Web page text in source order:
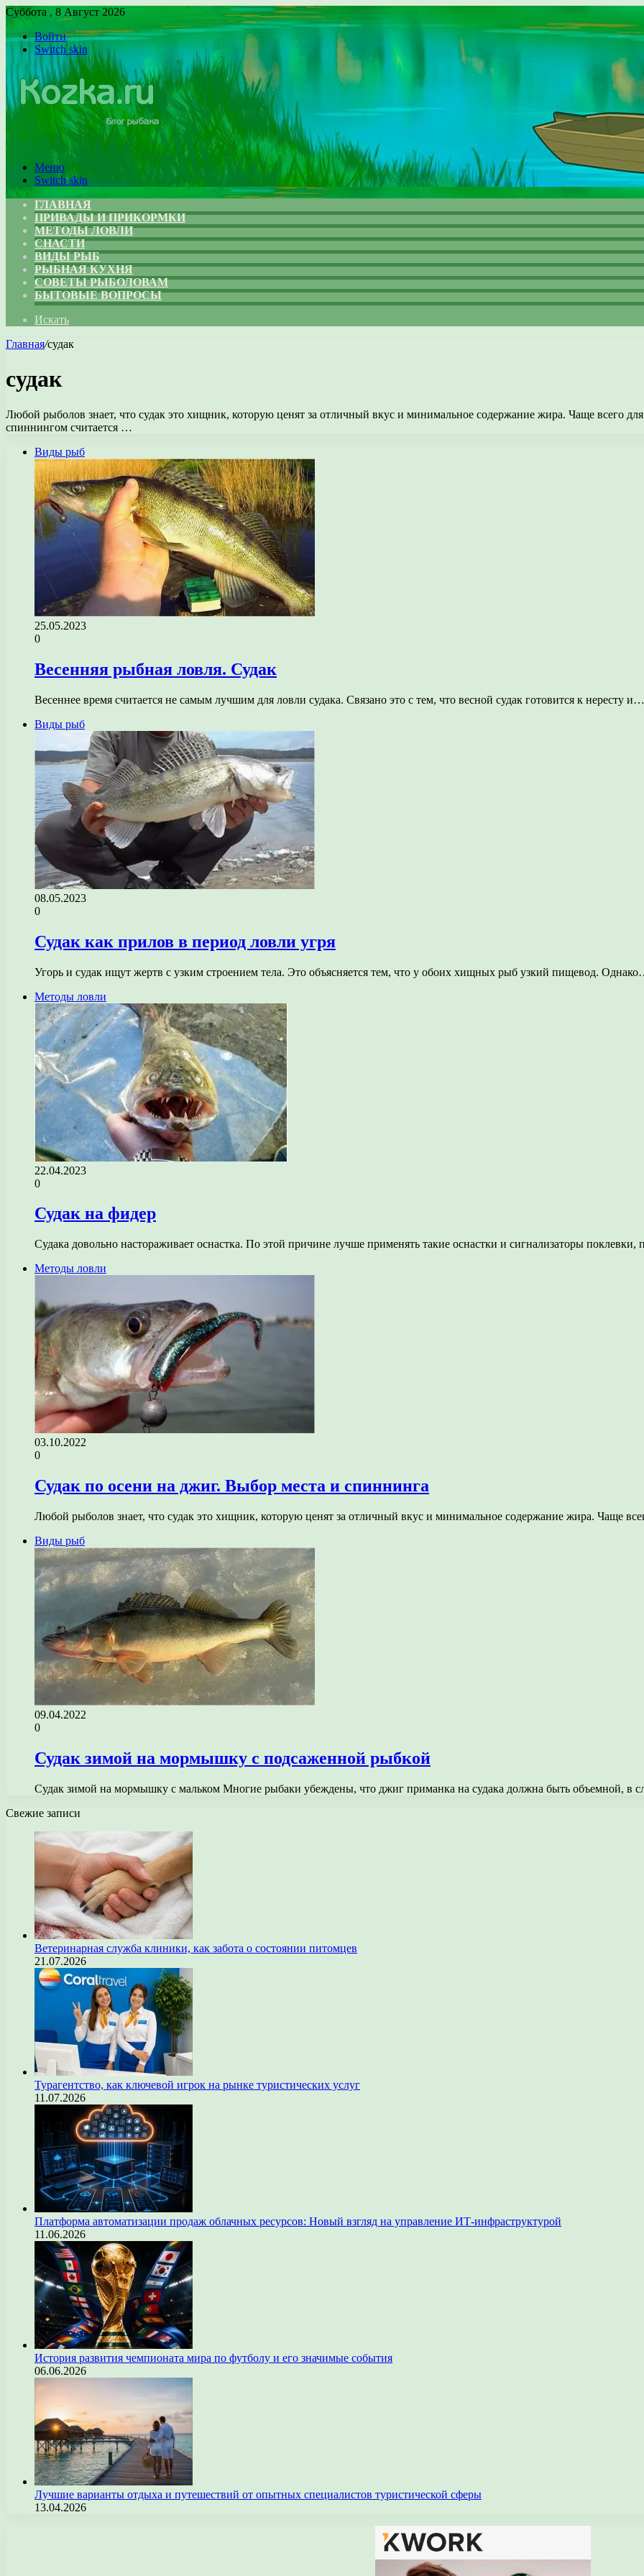
Суббота , 8 Август 2026
Войти
Switch skin
Меню
Switch skin
ГЛАВНАЯ
ПРИВАДЫ И ПРИКОРМКИ
МЕТОДЫ ЛОВЛИ
СНАСТИ
ВИДЫ РЫБ
РЫБНАЯ КУХНЯ
СОВЕТЫ РЫБОЛОВАМ
БЫТОВЫЕ ВОПРОСЫ
Искать
Главная/судак
судак
Любой рыболов знает, что судак это хищник, которую ценят за отличный вкус и минимальное содержание жира. Чаще всего
спиннингом считается …
Виды рыб
25.05.2023
0
Весенняя рыбная ловля. Судак
Весеннее время считается не самым лучшим для ловли судака. Связано это с тем, что весной судак готовится к нересту и…
Виды рыб
08.05.2023
0
Судак как прилов в период ловли угря
Угорь и судак ищут жертв с узким строением тела. Это объясняется тем, что у обоих хищных рыб узкий пищевод.
Методы ловли
22.04.2023
0
Судак на фидер
Судака довольно настораживает оснастка. По этой причине лучше применять такие оснастки и сигнализаторы
Методы ловли
03.10.2022
0
Судак по осени на джиг. Выбор места и спиннинга
Любой рыболов знает, что судак это хищник, которую ценят за отличный вкус и минимальное содержание жира. Чаще
Виды рыб
09.04.2022
0
Судак зимой на мормышку с подсаженной рыбкой
Судак зимой на мормышку с мальком Многие рыбаки убеждены, что джиг приманка на судака должна быть объемной, в
Свежие записи
Ветеринарная служба клиники, как забота о состоянии питомцев
21.07.2026
Турагентство, как ключевой игрок на рынке туристических услуг
11.07.2026
Платформа автоматизации продаж облачных ресурсов: Новый взгляд на управление ИТ-инфраструктурой
11.06.2026
История развития чемпионата мира по футболу и его значимые события
06.06.2026
Лучшие варианты отдыха и путешествий от опытных специалистов туристической сферы
13.04.2026